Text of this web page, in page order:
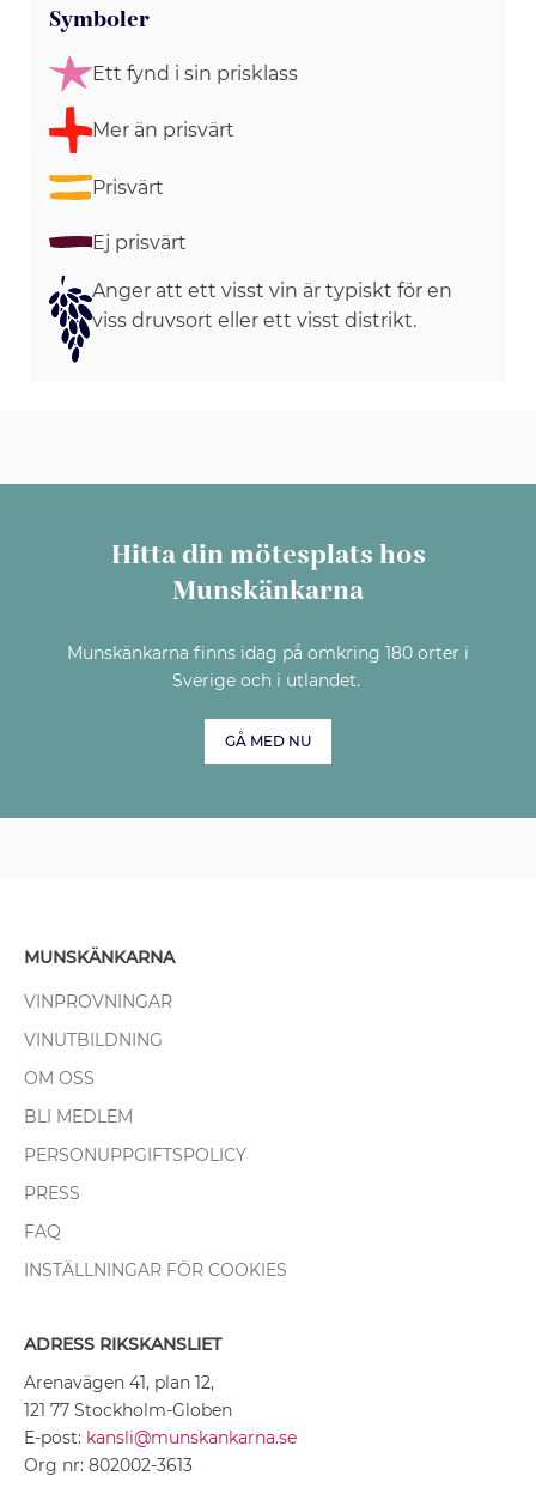
Symboler
Ett fynd i sin prisklass
Mer än prisvärt
Prisvärt
Ej prisvärt
Anger att ett visst vin är typiskt för en
viss druvsort eller ett visst distrikt.
Hitta din mötesplats hos
Munskänkarna
Munskänkarna finns idag på omkring 180 orter i
Sverige och i utlandet.
GÅ MED NU
MUNSKÄNKARNA
VINPROVNINGAR
VINUTBILDNING
OM OSS
BLI MEDLEM
PERSONUPPGIFTSPOLICY
PRESS
FAQ
INSTÄLLNINGAR FÖR COOKIES
ADRESS RIKSKANSLIET
Arenavägen 41, plan 12,
121 77 Stockholm-Globen
E-post: kansli@munskankarna.se
Org nr: 802002-3613